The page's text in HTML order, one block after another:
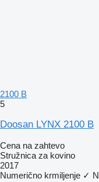
2100 B
5
Doosan LYNX 2100 B
Cena na zahtevo
Stružnica za kovino
2017
Numerično krmiljenje ✓